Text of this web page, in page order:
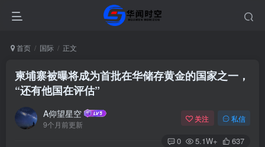
首页 国际 正文
柬埔寨被曝将成为首批在华储存黄金的国家之一，
“还有他国在评估”
A仰望星空
9个月前更新
关注 私信
0 5.1W+ 637